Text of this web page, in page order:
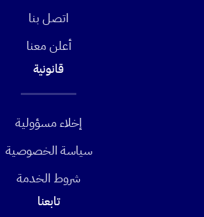
اتصل بنا
أعلن معنا
قانونية
إخلاء مسؤولية
سياسة الخصوصية
شروط الخدمة
تابعنا